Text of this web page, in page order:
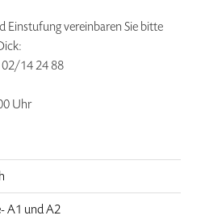
Einstufung vereinbaren Sie bitte
14 24 88
Uhr
A1 und A2